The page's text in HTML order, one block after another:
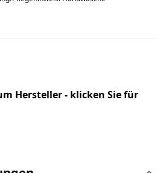
Hersteller - klicken Sie für